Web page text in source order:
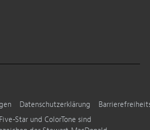
Datenschutzerklärung
Star und ColorTone sind